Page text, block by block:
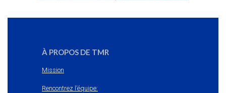
À PROPOS DE TMR
Mission
Rencontrez l’équipe: